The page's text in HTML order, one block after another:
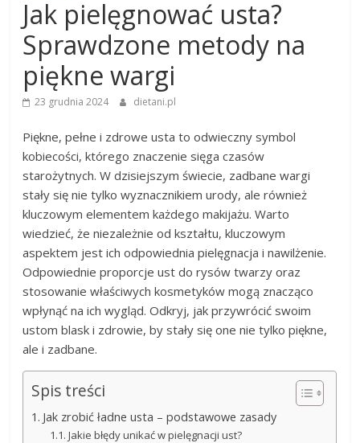
Jak pielęgnować usta?
Sprawdzone metody na
piękne wargi
23 grudnia 2024 dietani.pl
Piękne, pełne i zdrowe usta to odwieczny symbol
kobiecości, którego znaczenie sięga czasów
starożytnych. W dzisiejszym świecie, zadbane wargi
stały się nie tylko wyznacznikiem urody, ale również
kluczowym elementem każdego makijażu. Warto
wiedzieć, że niezależnie od kształtu, kluczowym
aspektem jest ich odpowiednia pielęgnacja i nawilżenie.
Odpowiednie proporcje ust do rysów twarzy oraz
stosowanie właściwych kosmetyków mogą znacząco
wpłynąć na ich wygląd. Odkryj, jak przywrócić swoim
ustom blask i zdrowie, by stały się one nie tylko piękne,
ale i zadbane.
Spis treści
Jak zrobić ładne usta – podstawowe zasady
Jakie błędy unikać w pielęgnacji ust?